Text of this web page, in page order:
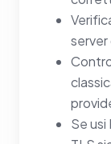
server
Se